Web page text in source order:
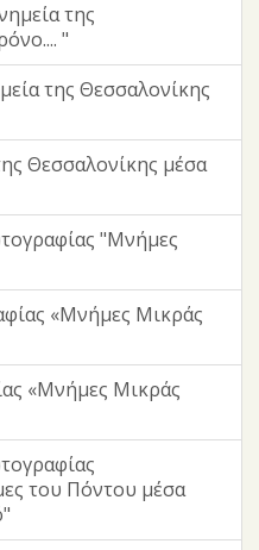
της
"
της Θεσσαλονίκης
Θεσσαλονίκης μέσα
"Μνήμες
«Μνήμες Μικράς
«Μνήμες Μικράς
του Πόντου μέσα